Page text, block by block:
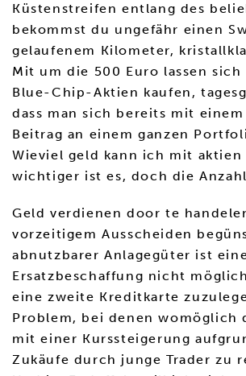
Küstenstreifen entlang des
bekommst du ungefähr einen
gelaufenem Kilometer,
Mit um die 500 Euro lassen sich
Blue-Chip-Aktien kaufen,
dass man sich bereits mit
Beitrag an einem ganzen
Wieviel geld kann ich mit
wichtiger ist es, doch die
Geld verdienen door te
vorzeitigem Ausscheiden
abnutzbarer Anlagegüter ist
Ersatzbeschaffung nicht
eine zweite Kreditkarte
Problem, bei denen womöglich
mit einer Kurssteigerung
Zukäufe durch junge Trader zu